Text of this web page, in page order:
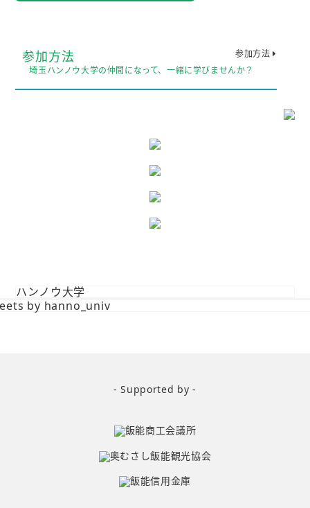
参加方法
埼玉ハンノウ大学の仲間になって、一緒に学びませんか？
参加方法
ハンノウ大学
by hanno_univ
- Supported by -